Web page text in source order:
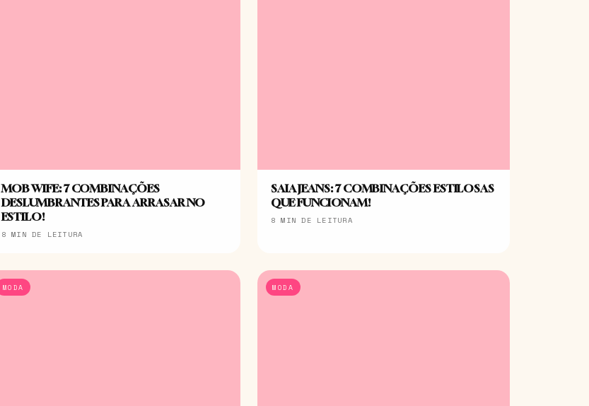
MOB WIFE: 7 COMBINAÇÕES
DESLUMBRANTES PARA ARRASAR NO
ESTILO!
8 MIN DE LEITURA
SAIA JEANS: 7 COMBINAÇÕES ESTILOSAS
QUE FUNCIONAM!
8 MIN DE LEITURA
MODA MODA